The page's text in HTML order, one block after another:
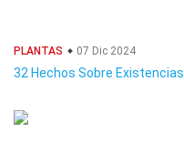
PLANTAS 07 Dic 2024
32 Hechos Sobre Existencias